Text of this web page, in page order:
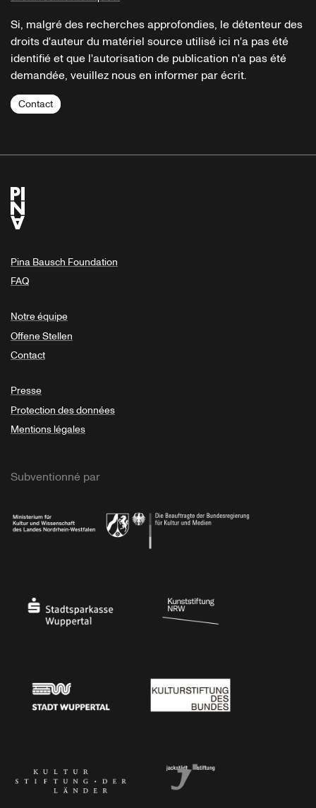
Si, malgré des recherches approfondies, le détenteur des
droits d'auteur du matériel source utilisé ici n'a pas été
identifié et que l'autorisation de publication n'a pas été
demandée, veuillez nous en informer par écrit.
Contact
Pina Bausch Foundation
FAQ
Notre équipe
Offene Stellen
Contact
Presse
Protection des données
Mentions légales
Subventionné par